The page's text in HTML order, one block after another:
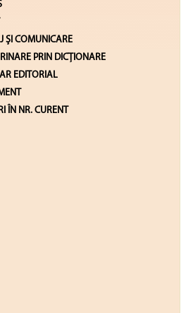
ŞI COMUNICARE
PRIN DICȚIONARE
EDITORIAL
ÎN NR. CURENT